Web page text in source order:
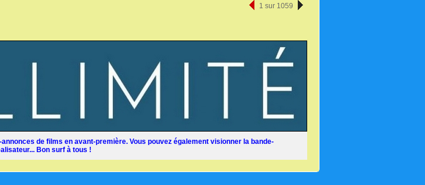
1 sur 1059
de films en avant-première. Vous pouvez également visionner la bande-
Bon surf à tous !